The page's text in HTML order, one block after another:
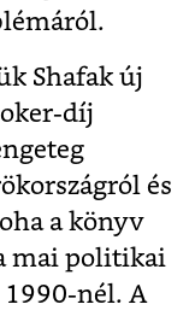
Shafak új
díj
és
a könyv
mai politikai
1990-nél. A